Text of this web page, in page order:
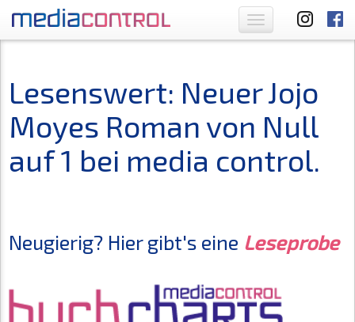
Toggle
navigation
Lesenswert: Neuer Jojo
Moyes Roman von Null
auf 1 bei media control.
Neugierig? Hier gibt's eine Leseprobe